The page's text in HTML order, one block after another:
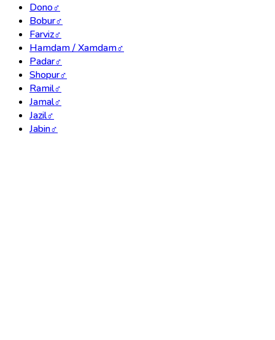
Dono♂
Bobur♂
Farviz♂
Hamdam / Xamdam♂
Padar♂
Shopur♂
Ramil♂
Jamal♂
Jazil♂
Jabin♂